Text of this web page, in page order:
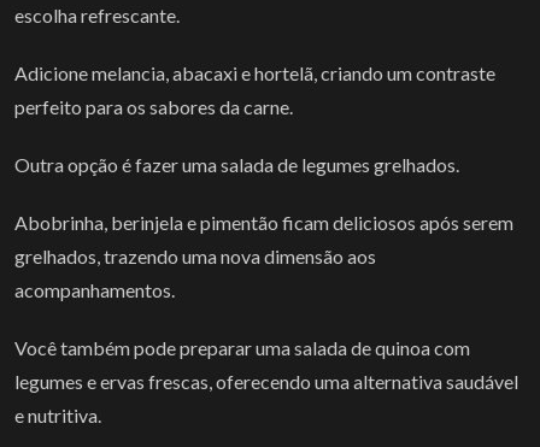
escolha refrescante.
Adicione melancia, abacaxi e hortelã, criando um contraste
perfeito para os sabores da carne.
Outra opção é fazer uma salada de legumes grelhados.
Abobrinha, berinjela e pimentão ficam deliciosos após serem
grelhados, trazendo uma nova dimensão aos
acompanhamentos.
Você também pode preparar uma salada de quinoa com
legumes e ervas frescas, oferecendo uma alternativa saudável
e nutritiva.